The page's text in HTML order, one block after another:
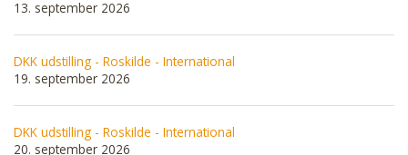
13. september 2026
DKK udstilling - Roskilde - International
19. september 2026
DKK udstilling - Roskilde - International
20. september 2026